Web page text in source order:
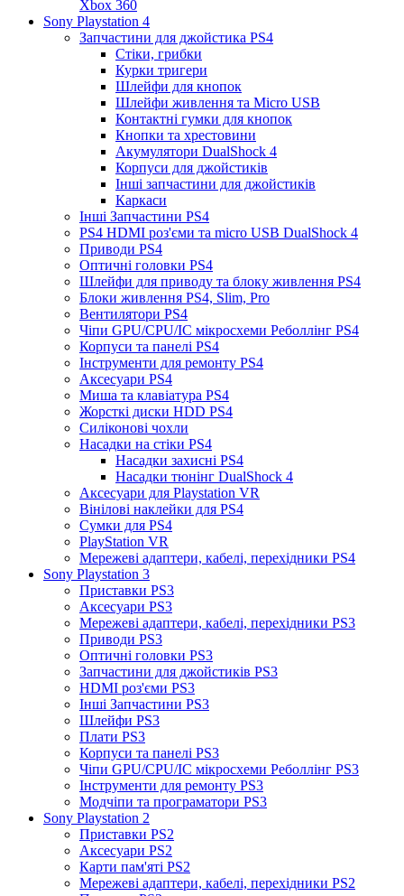
Xbox 360
Sony Playstation 4
Запчастини для джойстика PS4
Стіки, грибки
Курки тригери
Шлейфи для кнопок
Шлейфи живлення та Micro USB
Контактні гумки для кнопок
Кнопки та хрестовини
Акумулятори DualShock 4
Корпуси для джойстиків
Інші запчастини для джойстиків
Каркаси
Інші Запчастини PS4
PS4 HDMI роз'єми та micro USB DualShock 4
Приводи PS4
Оптичні головки PS4
Шлейфи для приводу та блоку живлення PS4
Блоки живлення PS4, Slim, Pro
Вентилятори PS4
Чіпи GPU/CPU/IC мікросхеми Реболлінг PS4
Корпуси та панелі PS4
Інструменти для ремонту PS4
Аксесуари PS4
Миша та клавіатура PS4
Жорсткі диски HDD PS4
Силіконові чохли
Насадки на стіки PS4
Насадки захисні PS4
Насадки тюнінг DualShock 4
Аксесуари для Playstation VR
Вінілові наклейки для PS4
Сумки для PS4
PlayStation VR
Мережеві адаптери, кабелі, перехідники PS4
Sony Playstation 3
Приставки PS3
Аксесуари PS3
Мережеві адаптери, кабелі, перехідники PS3
Приводи PS3
Оптичні головки PS3
Запчастини для джойстиків PS3
HDMI роз'єми PS3
Інші Запчастини PS3
Шлейфи PS3
Плати PS3
Корпуси та панелі PS3
Чіпи GPU/CPU/IC мікросхеми Реболлінг PS3
Інструменти для ремонту PS3
Модчіпи та програматори PS3
Sony Playstation 2
Приставки PS2
Аксесуари PS2
Карти пам'яті PS2
Мережеві адаптери, кабелі, перехідники PS2